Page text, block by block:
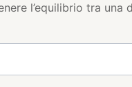
l’equilibrio tra una